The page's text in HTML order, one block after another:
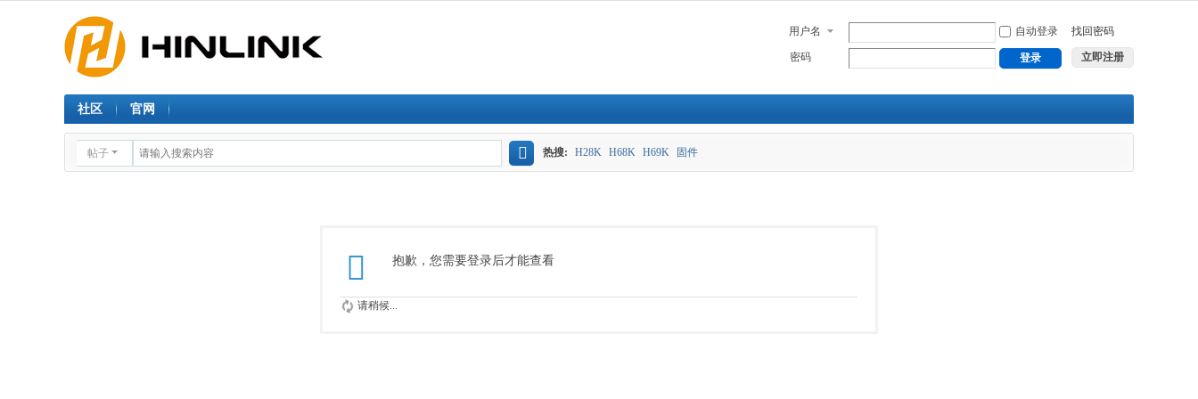
用户名 自动登录 找回密码
密码 登录 立即注册
社区 官网
帖子 热搜: H28K H68K H69K 固件
抱歉，您需要登录后才能查看
请稍候...